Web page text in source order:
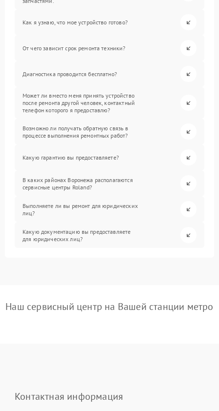
Как я узнаю, что мое устройство готово?
От чего зависит срок ремонта техники?
Диагностика проводится бесплатно?
Может ли вместо меня принять устройство
после ремонта другой человек, контактный
телефон которого я предоставлю?
Возможно ли получать обратную связь в
процессе выполнения ремонтных работ?
Какую гарантию вы предоставляете?
В каких районах Воронежа располагаются
сервисные центры Roland?
Выполняете ли вы ремонт для юридических
лиц?
Какую документацию вы предоставляете
для юридических лиц?
Наш сервисный центр на Вашей станции метро
Контактная информация